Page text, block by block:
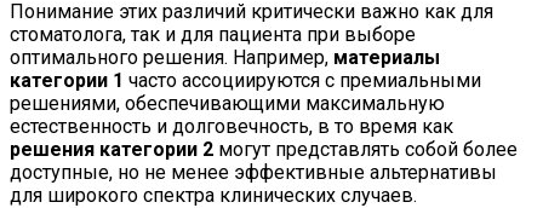
Понимание этих различий критически важно как для
стоматолога, так и для пациента при выборе
оптимального решения. Например, материалы
категории 1 часто ассоциируются с премиальными
решениями, обеспечивающими максимальную
естественность и долговечность, в то время как
решения категории 2 могут представлять собой более
доступные, но не менее эффективные альтернативы
для широкого спектра клинических случаев.